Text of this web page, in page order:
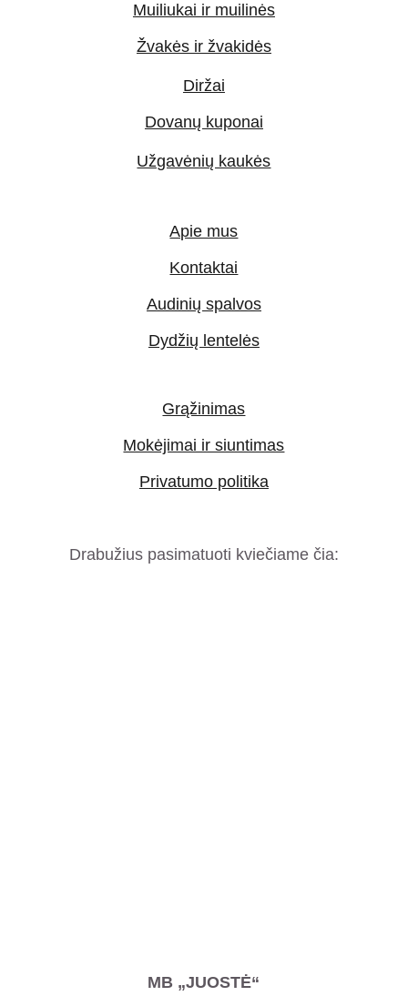
MB „JUOSTĖ“
Mokėjimai ir siuntimas
Apie mus
Grąžinimas
Drabužius pasimatuoti kviečiame čia:
Privatumo politika
Muiliukai ir muilinės
Kontaktai
Audinių spalvos
Dydžių lentelės
Žvakės ir žvakidės
Dovanų kuponai
Diržai
Užgavėnių kaukės